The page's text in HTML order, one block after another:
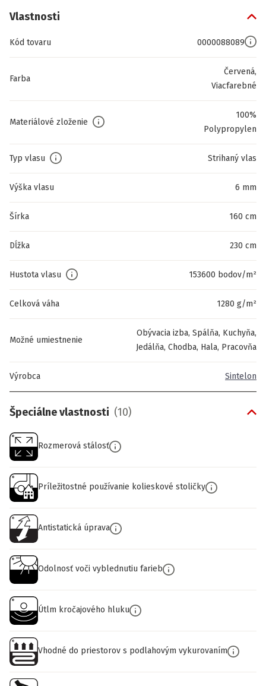
Vlastnosti
Kód tovaru 0000088089
Farba
Červená,
Viacfarebné
Materiálové zloženie
100%
Polypropylen
Typ vlasu Strihaný vlas
Výška vlasu 6 mm
Šírka 160 cm
Dĺžka 230 cm
Hustota vlasu 153600 bodov/m²
Celková váha 1280 g/m²
Možné umiestnenie
Obývacia izba, Spálňa, Kuchyňa,
Jedálňa, Chodba, Hala, Pracovňa
Výrobca Sintelon
Špeciálne vlastnosti (10)
Rozmerová stálosť
Príležitostné používanie kolieskové stoličky
Antistatická úprava
Odolnosť voči vyblednutiu farieb
Útlm kročajového hluku
Vhodné do priestorov s podlahovým vykurovaním